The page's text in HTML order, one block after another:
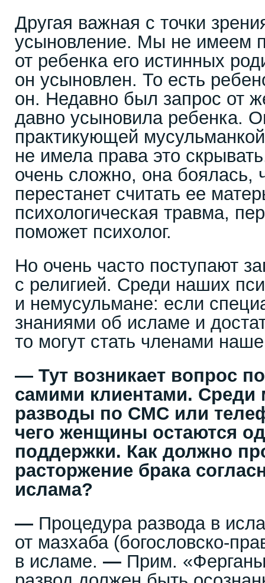
Другая важная с точки
усыновление. Мы не имеем
от ребенка его истинных
он усыновлен. То есть
он. Недавно был запрос от
давно усыновила ребенка.
практикующей
не имела права это
очень сложно, она боялась,
перестанет считать ее
психологическая травма,
поможет психолог.
Но очень часто поступают
с религией. Среди наших
и немусульмане: если
знаниями об исламе и
то могут стать членами
— Тут возникает вопрос
самими клиентами. Среди
разводы по СМС или
чего женщины остаются
поддержки. Как должно
расторжение брака
ислама?
— Процедура развода в
от мазхаба (богословско-
в исламе. — Прим.